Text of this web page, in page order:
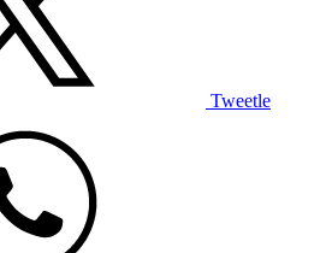
Tweetle